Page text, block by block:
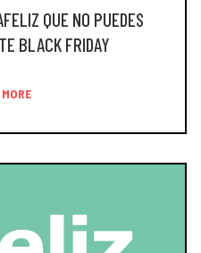
QUE NO PUEDES
BLACK FRIDAY